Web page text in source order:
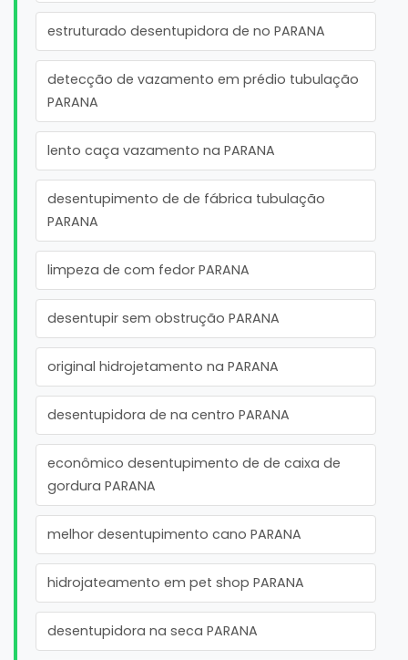
estruturado desentupidora de no PARANA
detecção de vazamento em prédio tubulação
PARANA
lento caça vazamento na PARANA
desentupimento de de fábrica tubulação
PARANA
limpeza de com fedor PARANA
desentupir sem obstrução PARANA
original hidrojetamento na PARANA
desentupidora de na centro PARANA
econômico desentupimento de de caixa de
gordura PARANA
melhor desentupimento cano PARANA
hidrojateamento em pet shop PARANA
desentupidora na seca PARANA